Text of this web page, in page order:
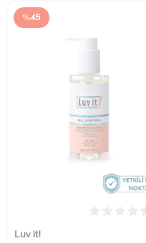
%45
Luv it!